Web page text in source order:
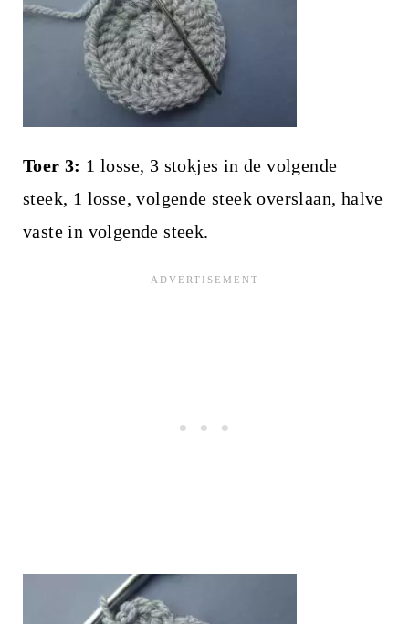
Toer 3: 1 losse, 3 stokjes in de volgende
steek, 1 losse, volgende steek overslaan, halve
vaste in volgende steek.